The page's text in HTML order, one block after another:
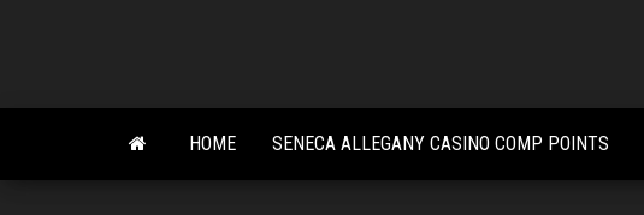
content
HOME SENECA ALLEGANY CASINO COMP POINTS